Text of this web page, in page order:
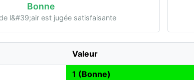
Bonne
l&#39;air est jugée satisfaisante
Valeur
1 (Bonne)